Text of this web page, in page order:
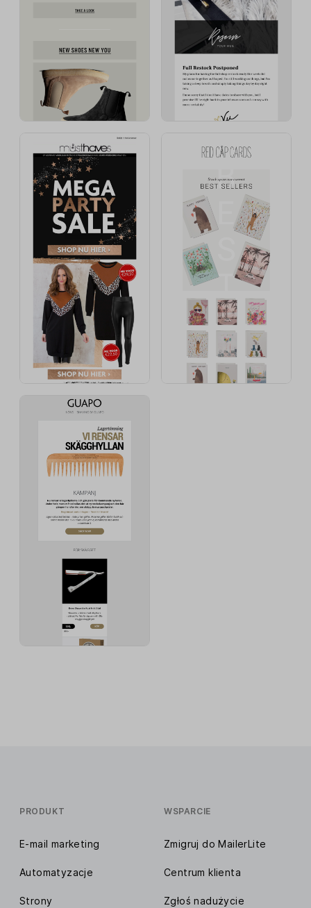
PRODUKT
E-mail marketing
Automatyzacje
Strony
WSPARCIE
Zmigruj do MailerLite
Centrum klienta
Zgłoś nadużycie